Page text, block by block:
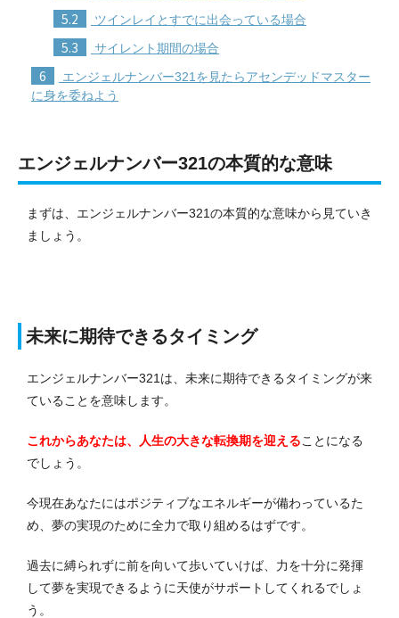
5.2 ツインレイとすでに出会っている場合
5.3 サイレント期間の場合
6
エンジェルナンバー321を見たらアセンデッドマスター
に身を委ねよう
エンジェルナンバー321の本質的な意味
まずは、エンジェルナンバー321の本質的な意味から見ていき
ましょう。
未来に期待できるタイミング
エンジェルナンバー321は、未来に期待できるタイミングが来
ていることを意味します。
これからあなたは、人生の大きな転換期を迎えることになる
でしょう。
今現在あなたにはポジティブなエネルギーが備わっているた
め、夢の実現のために全力で取り組めるはずです。
過去に縛られずに前を向いて歩いていけば、力を十分に発揮
して夢を実現できるように天使がサポートしてくれるでしょ
う。